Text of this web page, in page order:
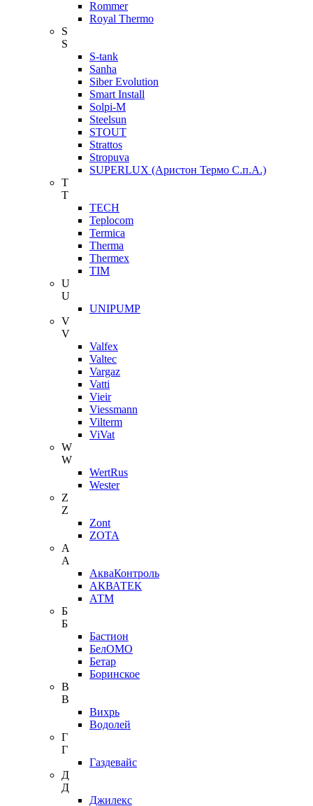
Rommer
Royal Thermo
S
S
S-tank
Sanha
Siber Evolution
Smart Install
Solpi-M
Steelsun
STOUT
Strattos
Stropuva
SUPERLUX (Аристон Термо С.п.А.)
T
T
TECH
Teplocom
Termica
Therma
Thermex
TIM
U
U
UNIPUMP
V
V
Valfex
Valtec
Vargaz
Vatti
Vieir
Viessmann
Vilterm
ViVat
W
W
WertRus
Wester
Z
Z
Zont
ZOTA
А
А
АкваКонтроль
АКВАТЕК
АТМ
Б
Б
Бастион
БелОМО
Бетар
Боринское
В
В
Вихрь
Водолей
Г
Г
Газдевайс
Д
Д
Джилекс